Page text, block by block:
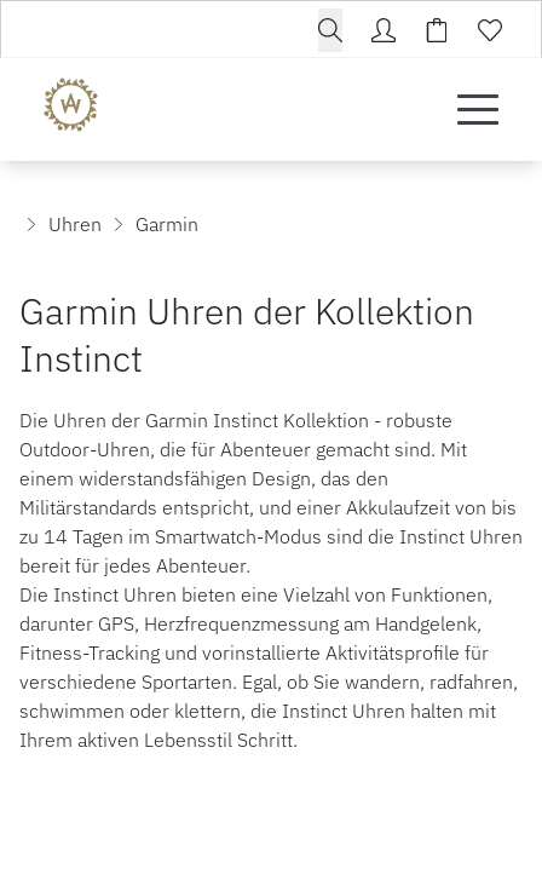
Uhren Garmin
Garmin Uhren der Kollektion
Instinct
Die Uhren der Garmin Instinct Kollektion - robuste
Outdoor-Uhren, die für Abenteuer gemacht sind. Mit
einem widerstandsfähigen Design, das den
Militärstandards entspricht, und einer Akkulaufzeit von bis
zu 14 Tagen im Smartwatch-Modus sind die Instinct Uhren
bereit für jedes Abenteuer.
Die Instinct Uhren bieten eine Vielzahl von Funktionen,
darunter GPS, Herzfrequenzmessung am Handgelenk,
Fitness-Tracking und vorinstallierte Aktivitätsprofile für
verschiedene Sportarten. Egal, ob Sie wandern, radfahren,
schwimmen oder klettern, die Instinct Uhren halten mit
Ihrem aktiven Lebensstil Schritt.